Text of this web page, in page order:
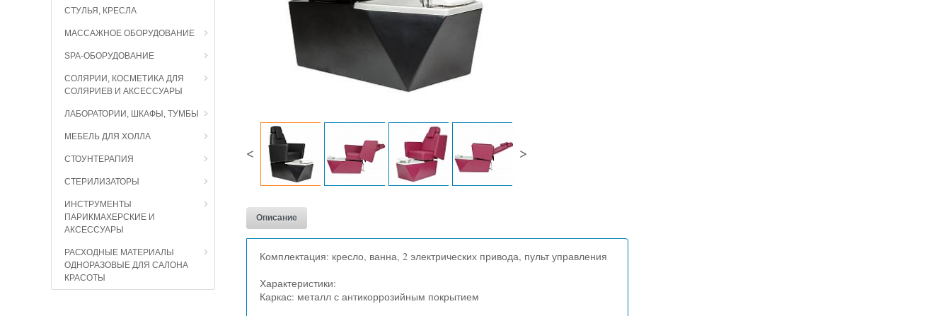
СТУЛЬЯ, КРЕСЛА
МАССАЖНОЕ ОБОРУДОВАНИЕ
SPA-ОБОРУДОВАНИЕ
СОЛЯРИИ, КОСМЕТИКА ДЛЯ
СОЛЯРИЕВ И АКСЕССУАРЫ
ЛАБОРАТОРИИ, ШКАФЫ, ТУМБЫ
МЕБЕЛЬ ДЛЯ ХОЛЛА
СТОУНТЕРАПИЯ
СТЕРИЛИЗАТОРЫ
ИНСТРУМЕНТЫ
ПАРИКМАХЕРСКИЕ И
АКСЕССУАРЫ
РАСХОДНЫЕ МАТЕРИАЛЫ
ОДНОРАЗОВЫЕ ДЛЯ САЛОНА
КРАСОТЫ
>
<
Описание
Комплектация: кресло, ванна, 2 электрических привода, пульт управления
Характеристики:
Каркас: металл с антикоррозийным покрытием